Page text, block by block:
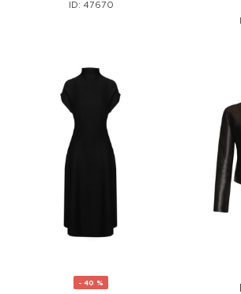
ID: 47670
- 40 %